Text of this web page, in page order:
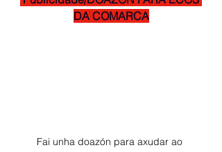
DA COMARCA
Fai unha doazón para axudar ao